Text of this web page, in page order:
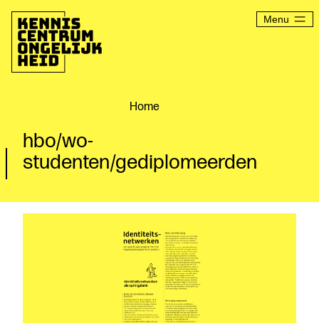
naar
inhoud
Menu
Home
hbo/wo-
studenten/gediplomeerden